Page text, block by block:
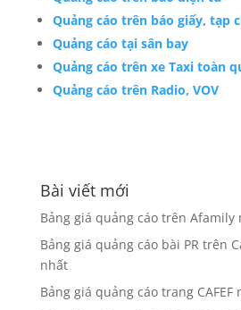
Quảng cáo trên báo giấy, tạp
Quảng cáo tại sân bay
Quảng cáo trên xe Taxi toàn
Quảng cáo trên Radio, VOV
Bài viết mới
Bảng giá quảng cáo trên Afamily
Bảng giá quảng cáo bài PR trên
nhất
Bảng giá quảng cáo trang CAFEF